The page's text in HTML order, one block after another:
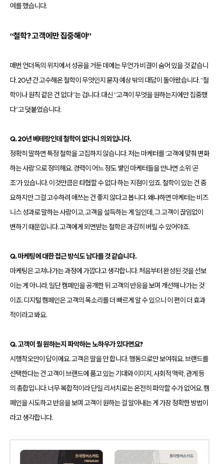
여를 했습니다.
“철학? 고객에만 집중해야”
매번 언더독의 위치에서 성공을 거둔 데에는 무언가 비결이 숨어 있을 것 같습니
다. 20년 간 고수해온 철학이 무엇인지 묻자 예상 밖의 대답이 돌아왔습니다. “철
학이나 원칙 같은 건 없다”는 겁니다. 대신 “고객이 무엇을 원하는지에만 집중했
다”고 덧붙였습니다.
Q. 20년 베테랑인데 철학이 없다니 의외입니다.
정확히 말하면 특정 철학을 고집하지 않습니다. 저는 마케터를 ‘고객에 맞춰 변화
하는 사람’으로 정의해요. 경력이 어느 정도 쌓인 마케터들을 만나면 소위 ‘곤
조’가 있습니다. 이것만큼은 타협할 수 없다 하는 지점이 있죠. 철학이 있는 건 중
요하지만 그걸 고수하려 애쓰는 건 좋지 않다고 봅니다. 왜냐하면 마케터는 비즈
니스 성과로 말하는 사람이고, 고객을 설득하는 게 일인데, 그 고객이 끊임없이
변하기 때문입니다. 고객에게 외면받는 철학은 과감히 버릴 수 있어야죠.
Q. 마케팅에 대한 접근 방식도 남다를 것 같습니다.
마케팅은 고쳐나가는 과정에 가깝다고 생각합니다. 처음부터 완성된 것을 선보
이는 게 아니라, 일단 캠페인을 공개한 뒤 고객의 반응을 보며 개선해 나가는 것
이죠. 디지털 캠페인은 고객의 목소리를 더 빠르게 알 수 있으니 이 편이 더 효과
적이라고 봐요.
Q. 고객이 뭘 원하는지 파악하는 노하우가 있다면요?
시행착오만이 답이에요. 고객은 말을 안 합니다. 행동으로만 보여줘요. 브랜드를
선택한다는 건 고객이 브랜드에 품고 있는 기대와 이미지, 사회적 맥락, 관계 등
의 총합입니다. 너무 복합적이라 단일 리서치로는 온전히 파악할 수가 없어요. 캠
페인을 시도하고 반응을 보며 고객이 원하는 걸 알아내는 게 가장 정확한 방법이
라고 생각합니다.